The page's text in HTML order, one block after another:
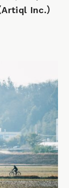
Artiql Inc.）